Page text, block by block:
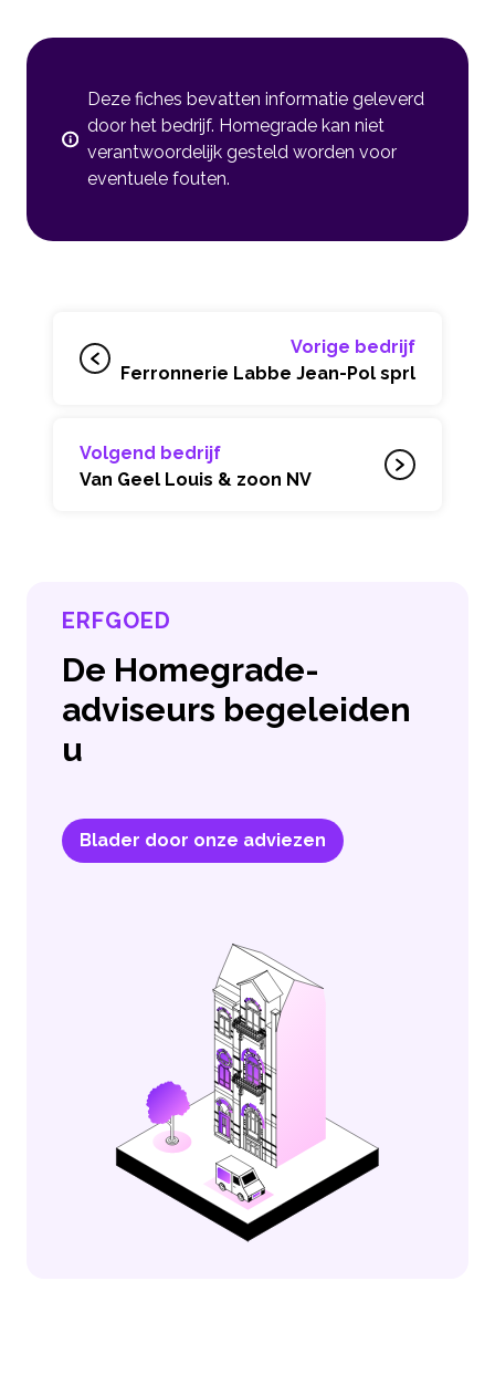
Deze fiches bevatten informatie geleverd
door het bedrijf. Homegrade kan niet
verantwoordelijk gesteld worden voor
eventuele fouten.
Vorige bedrijf
Ferronnerie Labbe Jean-Pol sprl
Volgend bedrijf
Van Geel Louis & zoon NV
ERFGOED
De Homegrade-
adviseurs begeleiden
u
Blader door onze adviezen